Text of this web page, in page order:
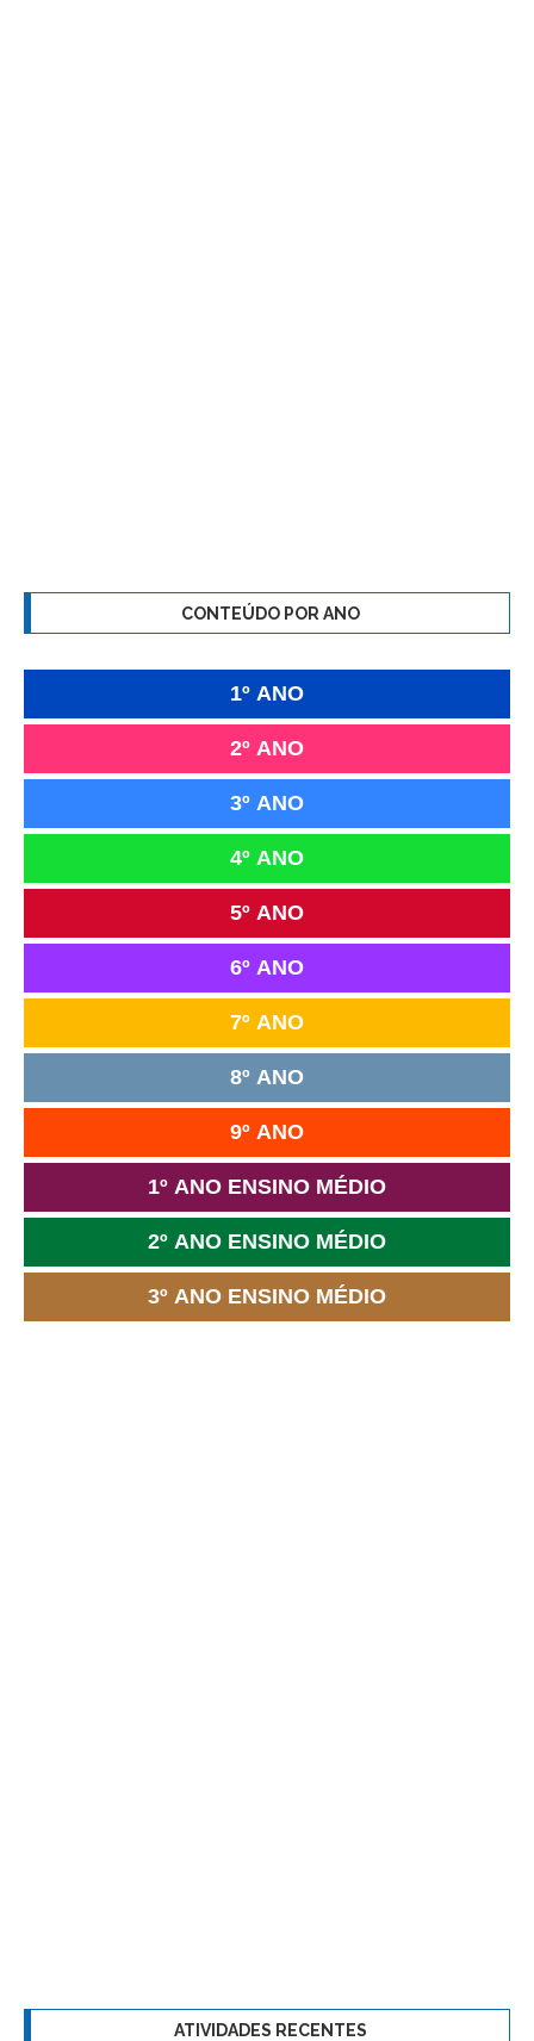
CONTEÚDO POR ANO
1º ANO
2º ANO
3º ANO
4º ANO
5º ANO
6º ANO
7º ANO
8º ANO
9º ANO
1º ANO ENSINO MÉDIO
2º ANO ENSINO MÉDIO
3º ANO ENSINO MÉDIO
ATIVIDADES RECENTES